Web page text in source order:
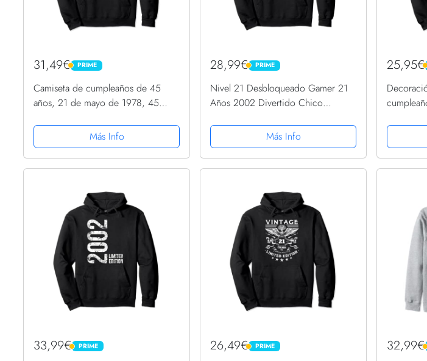
31,49€ PRIME
PRIME
Camiseta de cumpleaños de 45
años, 21 de mayo de 1978, 45
Más Info
28,99€ PRIME
PRIME
Nivel 21 Desbloqueado Gamer 21
Años 2002 Divertido Chico
Más Info
25,95€
33,99€ PRIME
PRIME 26,49€ PRIME
PRIME 32,99€